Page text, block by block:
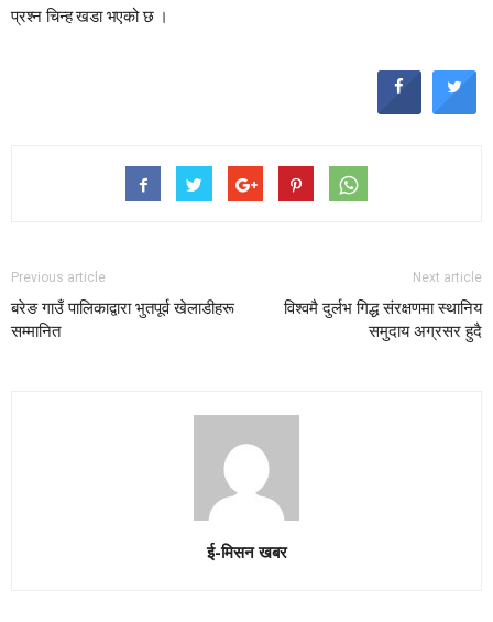
प्रश्न चिन्ह खडा भएको छ ।
Previous article
बरेङ गाउँ पालिकाद्वारा भुतपूर्व खेलाडीहरू
सम्मानित
Next article
विश्वमै दुर्लभ गिद्ध संरक्षणमा स्थानिय
समुदाय अग्रसर हुदै
ई-मिसन खबर